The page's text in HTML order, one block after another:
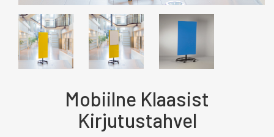
Mobiilne Klaasist
Kirjutustahvel